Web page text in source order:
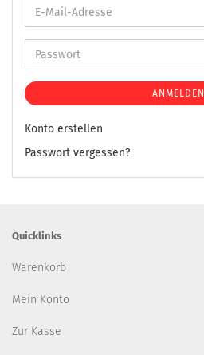
ANMELDEN
Konto erstellen
Passwort vergessen?
Quicklinks
Warenkorb
Mein Konto
Zur Kasse